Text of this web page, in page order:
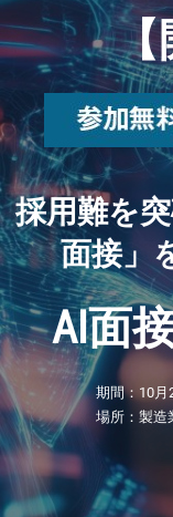
【
接
体
験
コ
ー
ナ
ー
【
採用難を
面接」
AI面
期間：10月
場所：製造